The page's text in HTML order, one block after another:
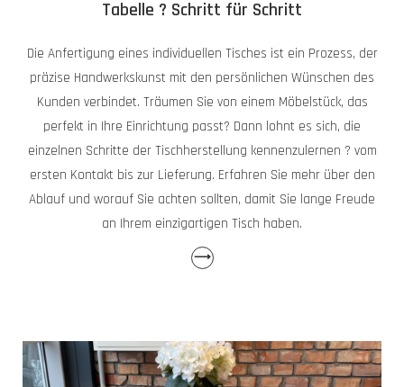
Tabelle ? Schritt für Schritt
Die Anfertigung eines individuellen Tisches ist ein Prozess, der
präzise Handwerkskunst mit den persönlichen Wünschen des
Kunden verbindet. Träumen Sie von einem Möbelstück, das
perfekt in Ihre Einrichtung passt? Dann lohnt es sich, die
einzelnen Schritte der Tischherstellung kennenzulernen ? vom
ersten Kontakt bis zur Lieferung. Erfahren Sie mehr über den
Ablauf und worauf Sie achten sollten, damit Sie lange Freude
an Ihrem einzigartigen Tisch haben.
⟶